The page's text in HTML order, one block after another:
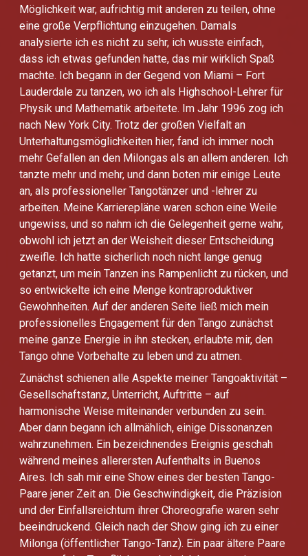
Möglichkeit war, aufrichtig mit anderen zu teilen, ohne
eine große Verpflichtung einzugehen. Damals
analysierte ich es nicht zu sehr, ich wusste einfach,
dass ich etwas gefunden hatte, das mir wirklich Spaß
machte. Ich begann in der Gegend von Miami – Fort
Lauderdale zu tanzen, wo ich als Highschool-Lehrer für
Physik und Mathematik arbeitete. Im Jahr 1996 zog ich
nach New York City. Trotz der großen Vielfalt an
Unterhaltungsmöglichkeiten hier, fand ich immer noch
mehr Gefallen an den Milongas als an allem anderen. Ich
tanzte mehr und mehr, und dann boten mir einige Leute
an, als professioneller Tangotänzer und -lehrer zu
arbeiten. Meine Karrierepläne waren schon eine Weile
ungewiss, und so nahm ich die Gelegenheit gerne wahr,
obwohl ich jetzt an der Weisheit dieser Entscheidung
zweifle. Ich hatte sicherlich noch nicht lange genug
getanzt, um mein Tanzen ins Rampenlicht zu rücken, und
so entwickelte ich eine Menge kontraproduktiver
Gewohnheiten. Auf der anderen Seite ließ mich mein
professionelles Engagement für den Tango zunächst
meine ganze Energie in ihn stecken, erlaubte mir, den
Tango ohne Vorbehalte zu leben und zu atmen.
Zunächst schienen alle Aspekte meiner Tangoaktivität –
Gesellschaftstanz, Unterricht, Auftritte – auf
harmonische Weise miteinander verbunden zu sein.
Aber dann begann ich allmählich, einige Dissonanzen
wahrzunehmen. Ein bezeichnendes Ereignis geschah
während meines allerersten Aufenthalts in Buenos
Aires. Ich sah mir eine Show eines der besten Tango-
Paare jener Zeit an. Die Geschwindigkeit, die Präzision
und der Einfallsreichtum ihrer Choreografie waren sehr
beeindruckend. Gleich nach der Show ging ich zu einer
Milonga (öffentlicher Tango-Tanz). Ein paar ältere Paare